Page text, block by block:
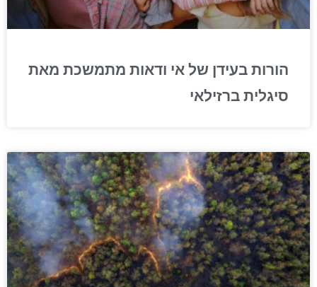
הורות בעידן של אי ודאות מתמשכת מאת
סיגלית ברזילאי